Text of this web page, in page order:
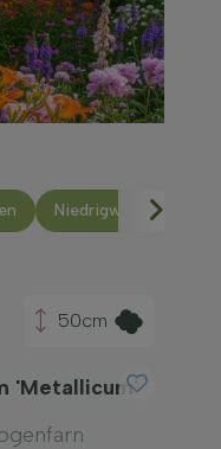
Niedrigwachsende
50cm
'Metallicum'